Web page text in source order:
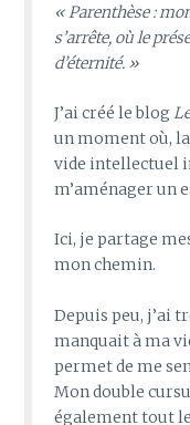
« Parenthèse :
s’arrête, où le
d’éternité. »
J’ai créé le blog
un moment où,
vide intellectuel
m’aménager un
Ici, je partage
mon chemin.
Depuis peu, j’ai
manquait à ma
permet de me
Mon double
également tout